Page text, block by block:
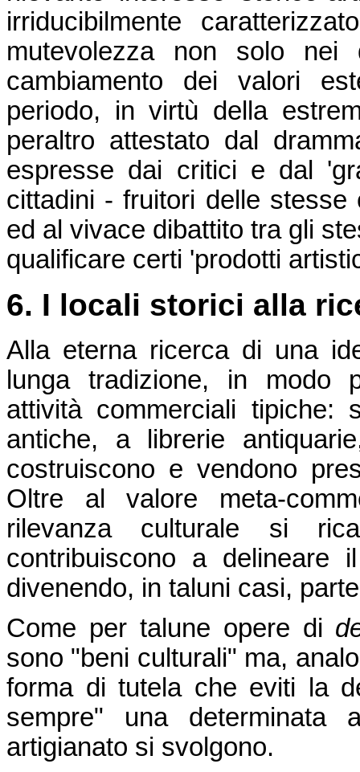
irriducibilmente
mutevolezza non solo
cambiamento dei valori
periodo, in virtù della
peraltro attestato dal
espresse dai critici e dal
cittadini - fruitori delle
ed al vivace dibattito tra gli
qualificare certi 'prodotti
6. I locali storici alla
Alla eterna ricerca di una
lunga tradizione, in modo
attività commerciali
antiche, a librerie
costruiscono e vendono
Oltre al valore meta-
rilevanza culturale si
contribuiscono a delineare
divenendo, in taluni casi,
Come per talune opere di
sono "beni culturali" ma,
forma di tutela che eviti la
sempre" una determinata
artigianato si svolgono.